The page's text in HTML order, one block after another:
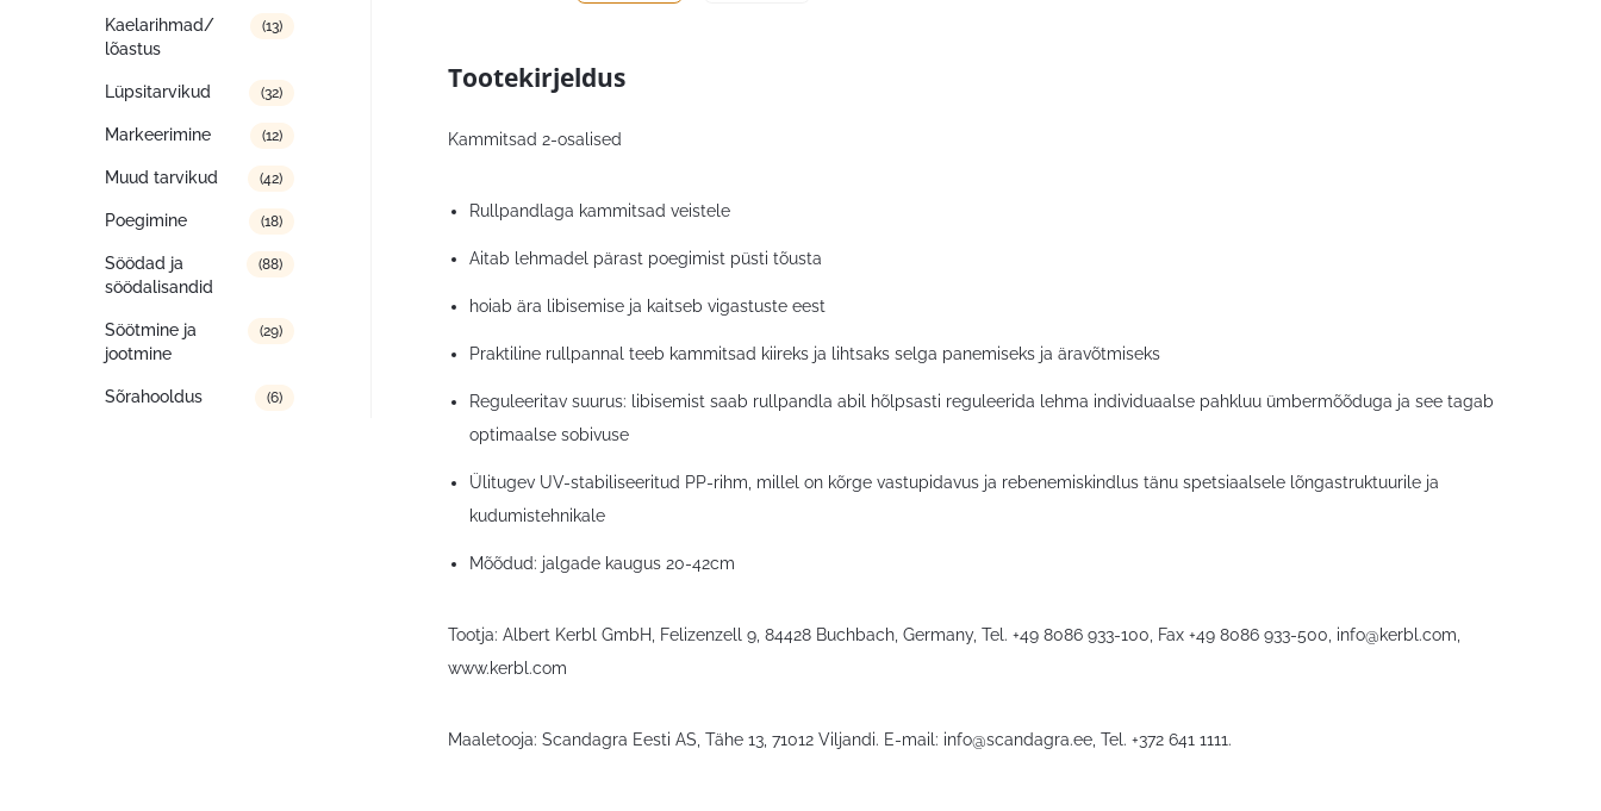
Kaelarihmad/
lõastus
(13)
Lüpsitarvikud (32)
Markeerimine (12)
Muud tarvikud (42)
Poegimine (18)
Söödad ja
söödalisandid
(88)
Söötmine ja
jootmine
(29)
Sõrahooldus (6)
Tootekirjeldus
Kammitsad 2-osalised
Rullpandlaga kammitsad veistele
Aitab lehmadel pärast poegimist püsti tõusta
hoiab ära libisemise ja kaitseb vigastuste eest
Praktiline rullpannal teeb kammitsad kiireks ja lihtsaks selga panemiseks ja äravõtmiseks
Reguleeritav suurus: libisemist saab rullpandla abil hõlpsasti reguleerida lehma individuaalse pahkluu ümbermõõduga ja see tagab
optimaalse sobivuse
Ülitugev UV-stabiliseeritud PP-rihm, millel on kõrge vastupidavus ja rebenemiskindlus tänu spetsiaalsele lõngastruktuurile ja
kudumistehnikale
Mõõdud: jalgade kaugus 20-42cm
Tootja: Albert Kerbl GmbH, Felizenzell 9, 84428 Buchbach, Germany, Tel. +49 8086 933-100, Fax +49 8086 933-500, info@kerbl.com
www.kerbl.com
Maaletooja: Scandagra Eesti AS, Tähe 13, 71012 Viljandi. E-mail: info@scandagra.ee , Tel. +372 641 1111.